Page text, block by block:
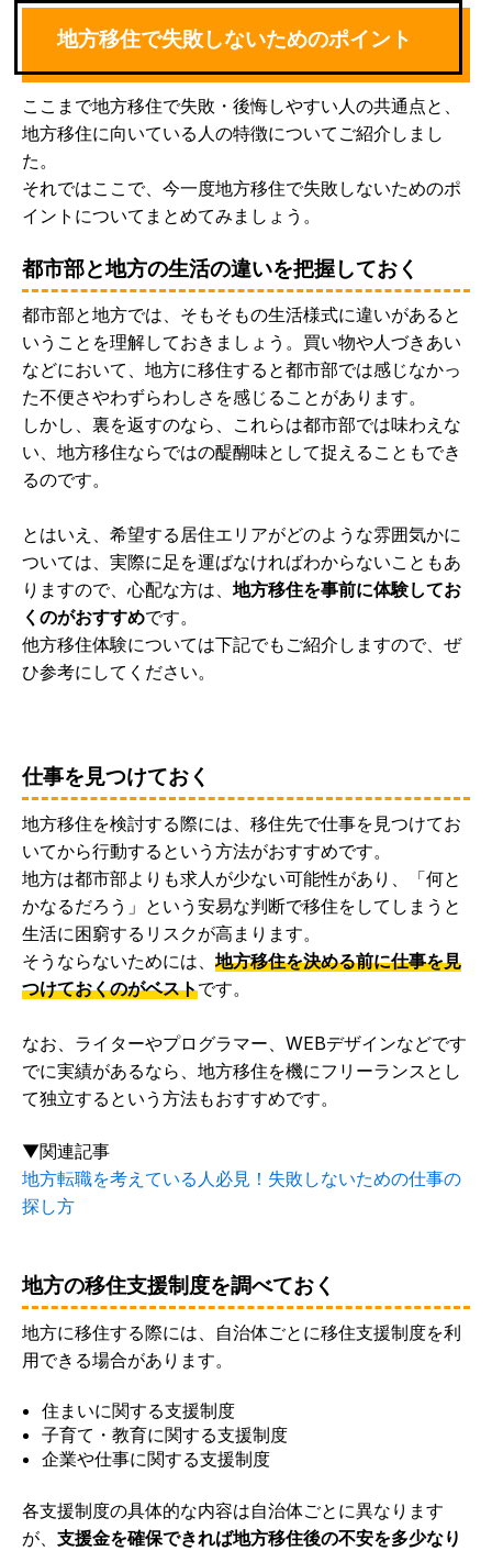
地方移住で失敗しないためのポイント
ここまで地方移住で失敗・後悔しやすい人の共通点と、
地方移住に向いている人の特徴についてご紹介しまし
た。
それではここで、今一度地方移住で失敗しないためのポ
イントについてまとめてみましょう。
都市部と地方の生活の違いを把握しておく
都市部と地方では、そもそもの生活様式に違いがあると
いうことを理解しておきましょう。買い物や人づきあい
などにおいて、地方に移住すると都市部では感じなかっ
た不便さやわずらわしさを感じることがあります。
しかし、裏を返すのなら、これらは都市部では味わえな
い、地方移住ならではの醍醐味として捉えることもでき
るのです。
とはいえ、希望する居住エリアがどのような雰囲気かに
ついては、実際に足を運ばなければわからないこともあ
りますので、心配な方は、 地方移住を事前に体験してお
くのがおすすめです。
他方移住体験については下記でもご紹介しますので、ぜ
ひ参考にしてください。
仕事を見つけておく
地方移住を検討する際には、移住先で仕事を見つけてお
いてから行動するという方法がおすすめです。
地方は都市部よりも求人が少ない可能性があり、「何と
かなるだろう」という安易な判断で移住をしてしまうと
生活に困窮するリスクが高まります。
そうならないためには、 地方移住を決める前に仕事を見
つけておくのがベストです。
なお、ライターやプログラマー、WEBデザインなどです
でに実績があるなら、地方移住を機にフリーランスとし
て独立するという方法もおすすめです。
▼関連記事
地方転職を考えている人必見！失敗しないための仕事の
探し方
地方の移住支援制度を調べておく
地方に移住する際には、自治体ごとに移住支援制度を利
用できる場合があります。
住まいに関する支援制度
子育て・教育に関する支援制度
企業や仕事に関する支援制度
各支援制度の具体的な内容は自治体ごとに異なります
が、 支援金を確保できれば地方移住後の不安を多少なり